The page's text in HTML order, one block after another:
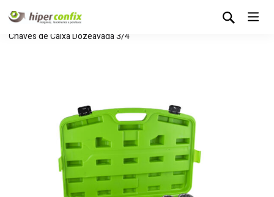
Início Loja Hipertintas
Jogo de 21
Chaves de Caixa Dozeavada 3/4“